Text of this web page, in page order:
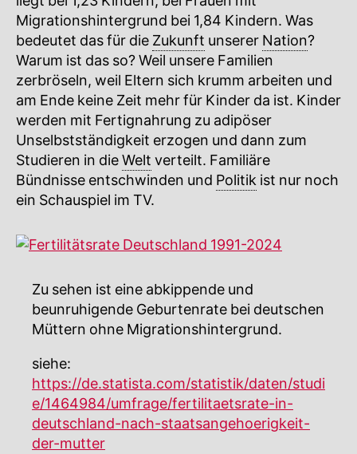
Migrationshintergrund bei 1,84 Kindern. Was
bedeutet das für die Zukunft unserer Nation?
Warum ist das so? Weil unsere Familien
zerbröseln, weil Eltern sich krumm arbeiten und
am Ende keine Zeit mehr für Kinder da ist. Kinder
werden mit Fertignahrung zu adipöser
Unselbstständigkeit erzogen und dann zum
Studieren in dieWelt verteilt. Familiäre
Bündnisse entschwinden und Politik ist nur noch
ein Schauspiel im TV.
Zu sehen ist eine abkippende und
beunruhigende Geburtenrate bei deutschen
Müttern ohne Migrationshintergrund.
siehe:
https://de.statista.com/statistik/daten/studi
e/1464984/umfrage/fertilitaetsrate-in-
deutschland-nach-staatsangehoerigkeit-
der-mutter